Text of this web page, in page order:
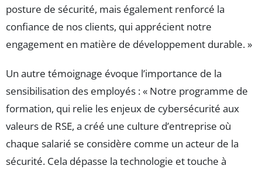
posture de sécurité, mais également renforcé la
confiance de nos clients, qui apprécient notre
engagement en matière de développement durable. »
Un autre témoignage évoque l’importance de la
sensibilisation des employés : « Notre programme de
formation, qui relie les enjeux de cybersécurité aux
valeurs de RSE, a créé une culture d’entreprise où
chaque salarié se considère comme un acteur de la
sécurité. Cela dépasse la technologie et touche à